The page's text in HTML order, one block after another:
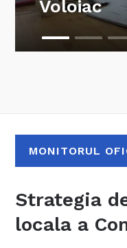
Voloiac
MONITORUL
Strategia
locala a